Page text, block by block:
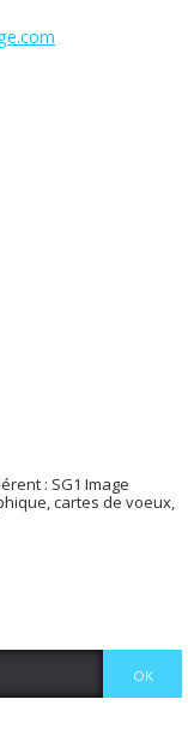
: SG1 Image
cartes de voeux